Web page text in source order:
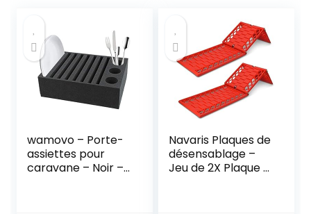
wamovo – Porte-
assiettes pour
caravane – Noir –
Navaris Plaques de
désensablage –
Jeu de 2X Plaque à